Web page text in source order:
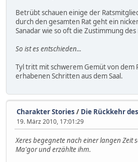
Betrübt schauen einige der
durch den gesamten Rat geht ein
Sanadar wie so oft die Zustimmung des
So ist es entschieden...
Tyl tritt mit schwerem Gemüt von dem
erhabenen Schritten aus dem Saal.
Charakter Stories / Die Rückkehr
19. März 2010, 17:01:29
Xeres begegnete nach einer langen Zeit
Ma'gor und erzählte ihm.